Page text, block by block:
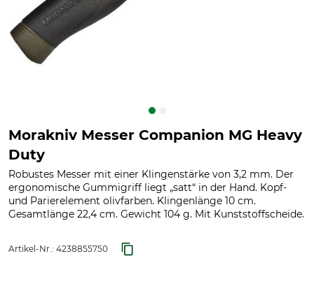
Morakniv Messer Companion MG Heavy
Duty
Robustes Messer mit einer Klingenstärke von 3,2 mm. Der
ergonomische Gummigriff liegt „satt“ in der Hand. Kopf-
und Parierelement olivfarben. Klingenlänge 10 cm.
Gesamtlänge 22,4 cm. Gewicht 104 g. Mit Kunststoffscheide.
Artikel-Nr.: 4238855750